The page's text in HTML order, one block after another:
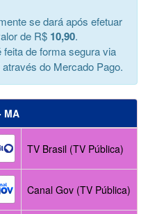
se dará após efetuar
de R$ 10,90.
feita de forma segura via
do Mercado Pago.
MA
TV Brasil (TV Pública)
Canal Gov (TV Pública)